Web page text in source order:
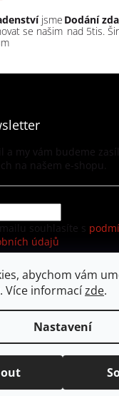
abychom vám
Více informacízde.
Nastavení
jsme
se našim
Dodání
nad 5tis.
a my vám budeme
na našem e-shopu.
souhlasíte s
údajů
Shoptet |Nakódoval
visualway.cz
.